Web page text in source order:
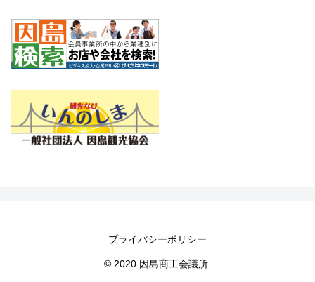
プライバシーポリシー
© 2020 因島商工会議所.